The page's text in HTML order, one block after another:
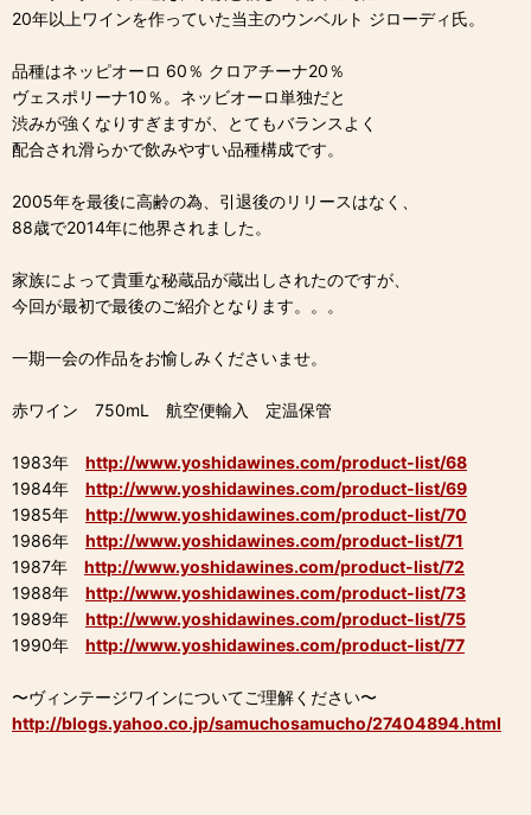
20年以上ワインを作っていた当主のウンベルト ジローディ氏。
品種はネッピオーロ 60％ クロアチーナ20％
ヴェスポリーナ10％。ネッビオーロ単独だと
渋みが強くなりすぎますが、とてもバランスよく
配合され滑らかで飲みやすい品種構成です。
2005年を最後に高齢の為、引退後のリリースはなく、
88歳で2014年に他界されました。
家族によって貴重な秘蔵品が蔵出しされたのですが、
今回が最初で最後のご紹介となります。。。
一期一会の作品をお愉しみくださいませ。
赤ワイン 750mL 航空便輸入 定温保管
1983年 http://www.yoshidawines.com/product-list/68
1984年 http://www.yoshidawines.com/product-list/69
1985年 http://www.yoshidawines.com/product-list/70
1986年 http://www.yoshidawines.com/product-list/71
1987年 http://www.yoshidawines.com/product-list/72
1988年 http://www.yoshidawines.com/product-list/73
1989年 http://www.yoshidawines.com/product-list/75
1990年 http://www.yoshidawines.com/product-list/77
〜ヴィンテージワインについてご理解ください〜
http://blogs.yahoo.co.jp/samuchosamucho/27404894.html